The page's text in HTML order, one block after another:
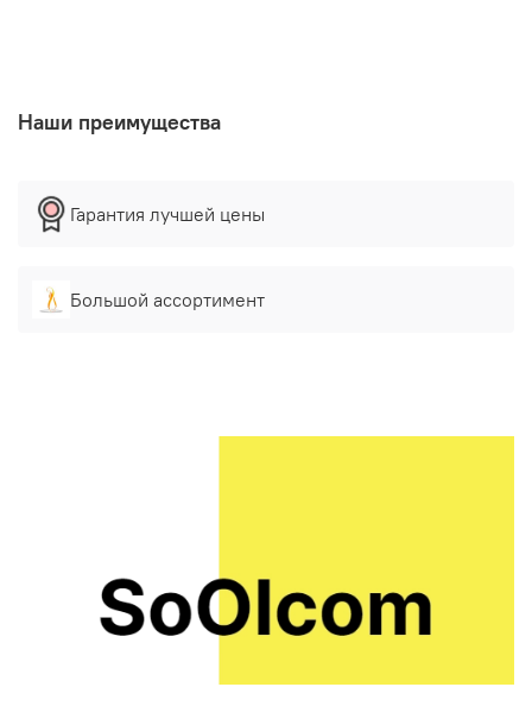
Наши преимущества
Гарантия лучшей цены
Большой ассортимент